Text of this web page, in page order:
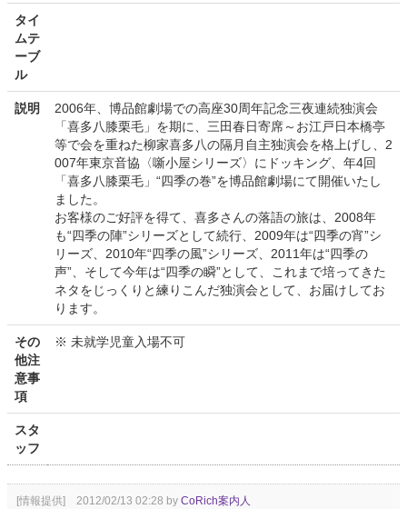
タイ
ムテ
ーブ
ル
説明
2006年、博品館劇場での高座30周年記念三夜連続独演会
「喜多八膝栗毛」を期に、三田春日寄席～お江戸日本橋亭
等で会を重ねた柳家喜多八の隔月自主独演会を格上げし、2
007年東京音協〈噺小屋シリーズ〉にドッキング、年4回
「喜多八膝栗毛」“四季の巻”を博品館劇場にて開催いたし
ました。
お客様のご好評を得て、喜多さんの落語の旅は、2008年
も“四季の陣”シリーズとして続行、2009年は“四季の宵”シ
リーズ、2010年“四季の風”シリーズ、2011年は“四季の
声”、そして今年は“四季の瞬”として、これまで培ってきた
ネタをじっくりと練りこんだ独演会として、お届けしてお
ります。
その
他注
意事
項
※ 未就学児童入場不可
スタ
ッフ
[情報提供] 2012/02/13 02:28 by CoRich案内人